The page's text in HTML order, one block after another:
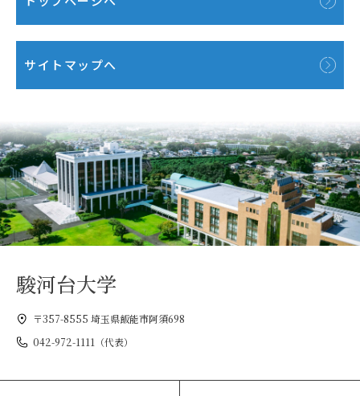
サイトマップへ
駿河台大学
〒357-8555 埼玉県飯能市阿須698
042-972-1111（代表）